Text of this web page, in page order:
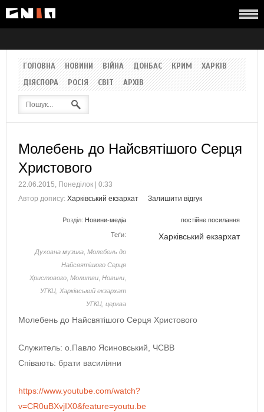
ГОЛОВНА НОВИНИ ВІЙНА ДОНБАС КРИМ
ХАРКІВ
ДІЯСПОРА
РОСІЯ СВІТ АРХІВ
Молебень до Найсвятішого Серця
Христового
22.06.2015, Понеділок | 0:33
Автор допису: Харківський екзархат Залишити відгук
Розділ: Новини-медіа постійне посилання
Теґи:
Духовна музика Молебень до
Найсвятішого Серця
Христового Молитви Новини
УГКЦ Харківський екзархат
УГКЦ церква
Харківський екзархат
Молебень до Найсвятішого Серця Христового
Служитель: о.Павло Ясиновський, ЧСВВ
Співають: брати василіяни
https://www.youtube.com/watch?
v=CR0uBXvjIX0&feature=youtu.be